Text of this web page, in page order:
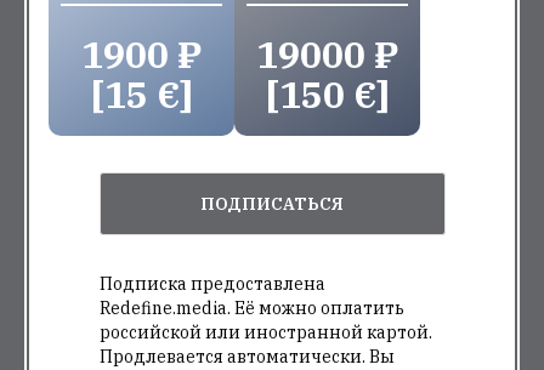
1900 ₽
[15 €]
19000 ₽
[150 €]
ПОДПИСАТЬСЯ
Подписка предоставлена
Redefine.media. Её можно оплатить
российской или иностранной картой.
Продлевается автоматически. Вы